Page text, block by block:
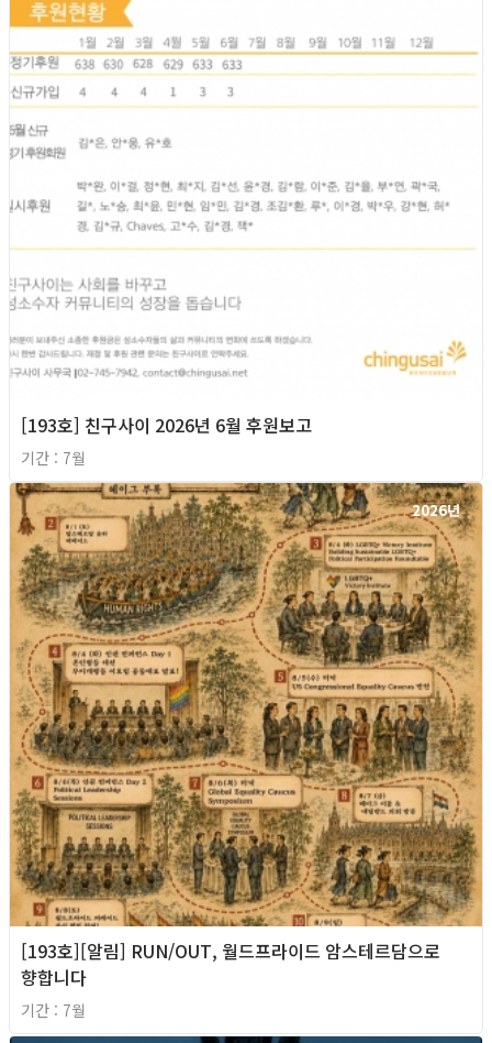
[193호] 친구사이 2026년 6월 후원보고
기간 : 7월
2026년
[193호][알림] RUN/OUT, 월드프라이드 암스테르담으로
향합니다
기간 : 7월